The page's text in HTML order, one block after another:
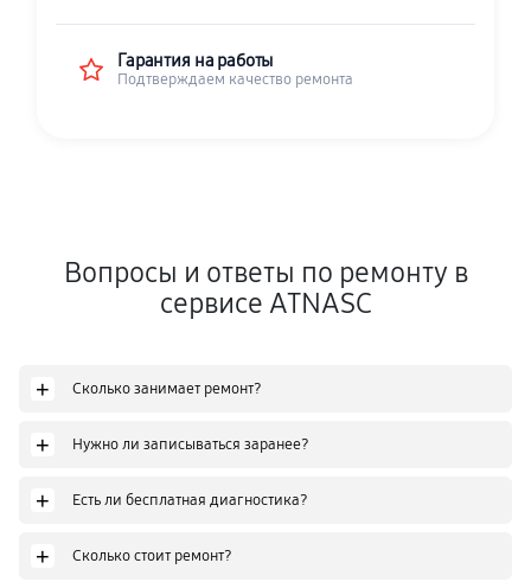
Гарантия на работы
Подтверждаем качество ремонта
Вопросы и ответы по ремонту в
сервисе ATNASC
+ Сколько занимает ремонт?
+ Нужно ли записываться заранее?
+ Есть ли бесплатная диагностика?
+ Сколько стоит ремонт?